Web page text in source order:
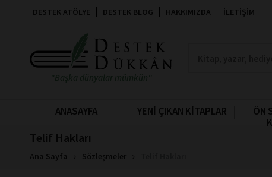
DESTEK ATÖLYE DESTEK BLOG HAKKIMIZDA İLETIŞIM
ANASAYFA YENİ ÇIKAN KİTAPLAR
ÖN
Telif Hakları
Ana Sayfa Sözleşmeler